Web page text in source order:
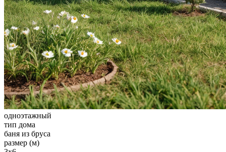
одноэтажный
тип дома
баня из бруса
размер (м)